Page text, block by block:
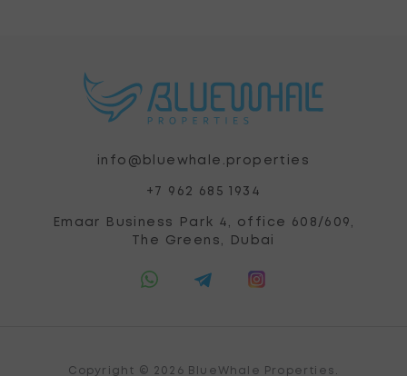
info@bluewhale.properties
+7 962 685 1934
Emaar Business Park 4, office 608/609,
The Greens, Dubai
Copyright © 2026 BlueWhale Properties.